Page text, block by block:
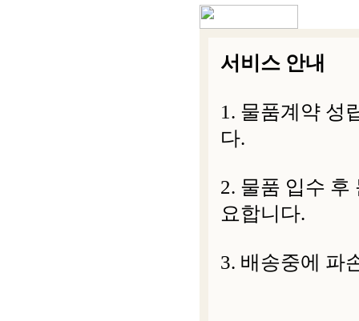
서비스 안내
1. 물품계약 성
다.
2. 물품 입수 후
요합니다.
3. 배송중에 파